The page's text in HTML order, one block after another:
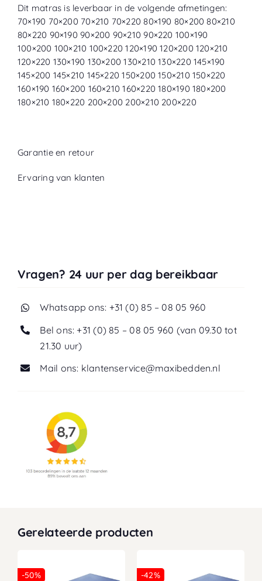
Dit matras is leverbaar in de volgende afmetingen:
70×190 70×200 70×210 70×220 80×190 80×200 80×210
80×220 90×190 90×200 90×210 90×220 100×190
100×200 100×210 100×220 120×190 120×200 120×210
120×220 130×190 130×200 130×210 130×220 145×190
145×200 145×210 145×220 150×200 150×210 150×220
160×190 160×200 160×210 160×220 180×190 180×200
180×210 180×220 200×200 200×210 200×220
Garantie en retour
Ervaring van klanten
Vragen? 24 uur per dag bereikbaar
Whatsapp ons: +31 (0) 85 – 08 05 960
Bel ons: +31 (0) 85 – 08 05 960 (van 09.30 tot
21.30 uur)
Mail ons: klantenservice@maxibedden.nl
Gerelateerde producten
-50% -42%